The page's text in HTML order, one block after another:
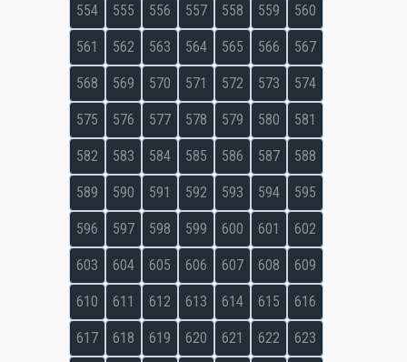
554 555 556 557 558 559 560
561 562 563 564 565 566 567
568 569 570 571 572 573 574
575 576 577 578 579 580 581
582 583 584 585 586 587 588
589 590 591 592 593 594 595
596 597 598 599 600 601 602
603 604 605 606 607 608 609
610 611 612 613 614 615 616
617 618 619 620 621 622 623